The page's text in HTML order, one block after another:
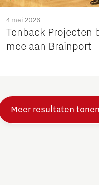
4 mei 2026
Tenback Projecten
mee aan Brainport
Meer resultaten tonen